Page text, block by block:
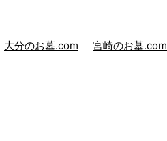
大分のお墓.com 宮崎のお墓.com